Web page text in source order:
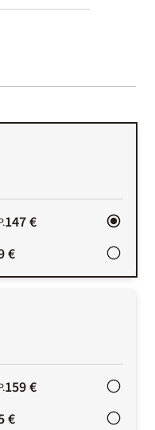
147 €
€
159 €
€